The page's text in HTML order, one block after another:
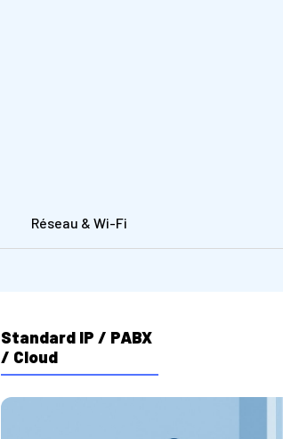
Réseau & Wi-Fi
Standard IP / PABX
/ Cloud